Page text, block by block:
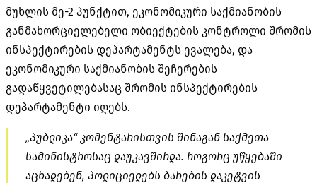
მუხლის მე-2 პუნქტით, ეკონომიკური საქმიანობის
განმახორციელებელი ობიექტების კონტროლი შრომის
ინსპექტირების დეპარტამენტს ევალება, და
ეკონომიკური საქმიანობის შეჩერების
გადაწყვეტილებასაც შრომის ინსპექტირების
დეპარტამენტი იღებს.
„პუბლიკა“ კომენტარისთვის შინაგან საქმეთა
სამინისტროსაც დაუკავშირდა. როგორც უწყებაში
აცხადებენ, პოლიციელებს ბარების დაკეტვის